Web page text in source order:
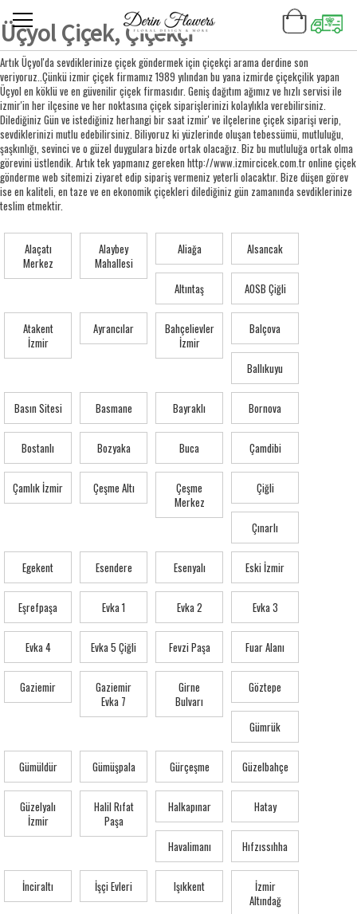
Üçyol Çiçek, Çiçekçi
Artık Üçyol'da sevdiklerinize çiçek göndermek için çiçekçi arama derdine son
veriyoruz..Çünkü izmir çiçek firmamız 1989 yılından bu yana izmirde çiçekçilik yapan
Üçyol en köklü ve en güvenilir çiçek firmasıdır. Geniş dağıtım ağımız ve hızlı servisi ile
izmir'in her ilçesine ve her noktasına çiçek siparişlerinizi kolaylıkla verebilirsiniz.
Dilediğiniz Gün ve istediğiniz herhangi bir saat izmir' ve ilçelerine çiçek siparişi verip,
sevdiklerinizi mutlu edebilirsiniz. Biliyoruz ki yüzlerinde oluşan tebessümü, mutluluğu,
şaşkınlığı, sevinci ve o güzel duygulara bizde ortak olacağız. Biz bu mutluluğa ortak olma
görevini üstlendik. Artık tek yapmanız gereken http://www.izmircicek.com.tr online çiçek
gönderme web sitemizi ziyaret edip sipariş vermeniz yeterli olacaktır. Bize düşen görev
ise en kaliteli, en taze ve en ekonomik çiçekleri dilediğiniz gün zamanında sevdiklerinize
teslim etmektir.
Alaçatı
Merkez
Alaybey
Mahallesi
Aliağa Alsancak
Altıntaş AOSB Çiğli
Atakent
İzmir
Ayrancılar
Bahçelievler
İzmir
Balçova
Ballıkuyu
Basın Sitesi Basmane Bayraklı Bornova
Bostanlı Bozyaka Buca Çamdibi
Çamlık İzmir Çeşme Altı
Çeşme
Merkez
Çiğli
Çınarlı
Egekent Esendere Esenyalı Eski İzmir
Eşrefpaşa Evka 1 Evka 2 Evka 3
Evka 4 Evka 5 Çiğli Fevzi Paşa Fuar Alanı
Gaziemir
Gaziemir
Evka 7
Girne
Bulvarı
Göztepe
Gümrük
Gümüldür Gümüşpala Gürçeşme Güzelbahçe
Güzelyalı
İzmir
Halil Rıfat
Paşa
Halkapınar Hatay
Havalimanı Hıfzıssıhha
İnciraltı İşçi Evleri Işıkkent
İzmir
Altındağ